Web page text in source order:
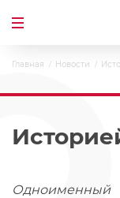
Главная Новости